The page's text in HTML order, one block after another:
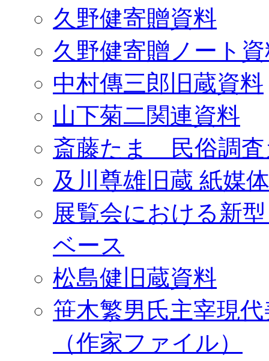
久野健寄贈資料
久野健寄贈ノート
中村傳三郎旧蔵資料
山下菊二関連資料
斎藤たま 民俗調査
及川尊雄旧蔵 紙媒
展覧会における新
ベース
松島健旧蔵資料
笹木繁男氏主宰現
（作家ファイル）